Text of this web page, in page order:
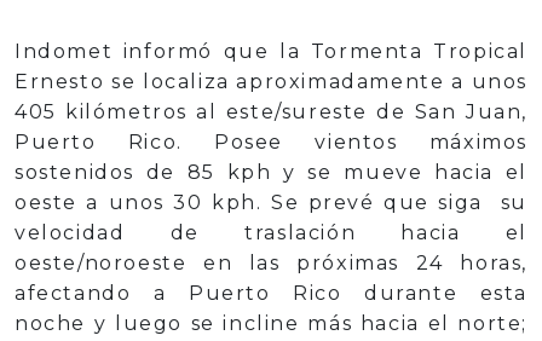
Indomet informó que la Tormenta Tropical
Ernesto se localiza aproximadamente a unos
405 kilómetros al este/sureste de San Juan,
Puerto Rico. Posee vientos máximos
sostenidos de 85 kph y se mueve hacia el
oeste a unos 30 kph. Se prevé que siga su
velocidad de traslación hacia el
oeste/noroeste en las próximas 24 horas,
afectando a Puerto Rico durante esta
noche y luego se incline más hacia el norte;